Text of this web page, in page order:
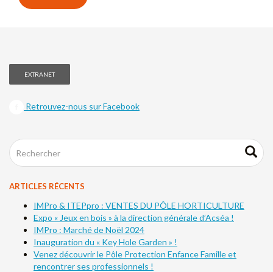
EXTRANET
Retrouvez-nous sur Facebook
ARTICLES RÉCENTS
IMPro & ITEPpro : VENTES DU PÔLE HORTICULTURE
Expo « Jeux en bois » à la direction générale d’Acséa !
IMPro : Marché de Noël 2024
Inauguration du « Key Hole Garden » !
Venez découvrir le Pôle Protection Enfance Famille et
rencontrer ses professionnels !